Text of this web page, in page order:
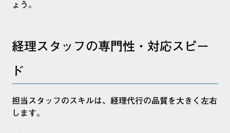
ょう。
経理スタッフの専門性・対応スピー
ド
担当スタッフのスキルは、経理代行の品質を大きく左右
します。